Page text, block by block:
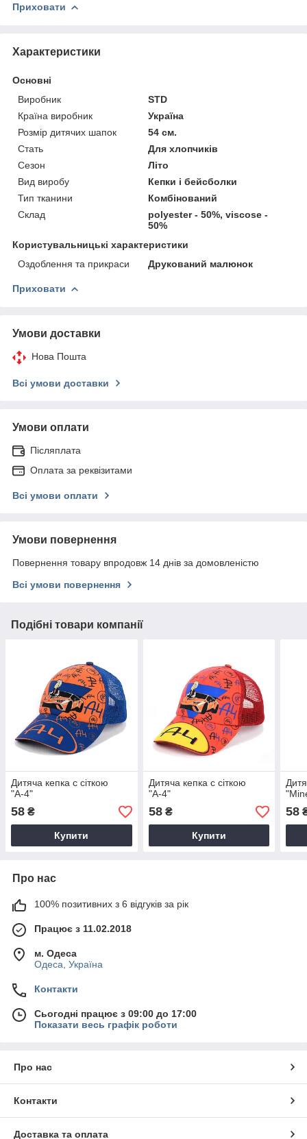
Приховати
Характеристики
Основні
Виробник
STD
Країна виробник
Україна
Розмір дитячих шапок
54 см.
Стать
Для хлопчиків
Сезон
Літо
Вид виробу
Кепки і бейсболки
Тип тканини
Комбінований
Склад
polyester - 50%, viscose -
50%
Користувальницькі характеристики
Оздоблення та прикраси
Друкований малюнок
Приховати
Умови доставки
Нова Пошта
Всі умови доставки
Умови оплати
Післяплата
Оплата за реквізитами
Всі умови оплати
Умови повернення
Повернення товару впродовж 14 днів за домовленістю
Всі умови повернення
Подібні товари компанії
Дитяча кепка c сіткою
"А-4"
58 ₴
Купити
Дитяча кепка c сіткою
"А-4"
58₴
Купити
58
Про нас
100% позитивних з 6 відгуків за рік
Працює з 11.02.2018
м. Одеса
Одеса, Україна
Контакти
Сьогодні працює з 09:00 до 17:00
Показати весь графік роботи
Про нас
Контакти
Доставка та оплата